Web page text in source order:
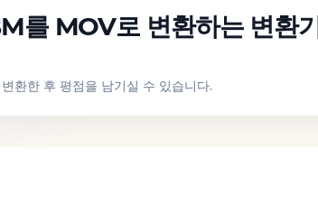
를 MOV로 변환하는 변환
환한 후 평점을 남기실 수 있습니다.